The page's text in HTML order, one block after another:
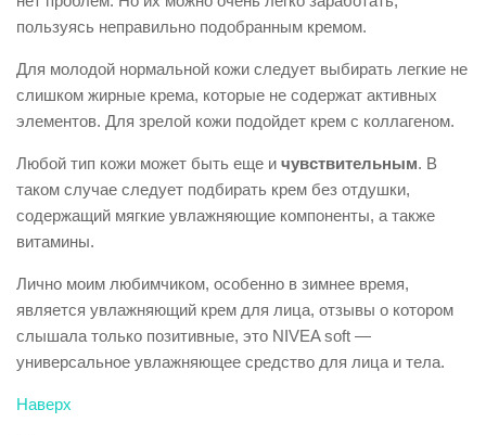
пользуясь неправильно подобранным кремом.
Для молодой нормальной кожи следует выбирать легкие не
слишком жирные крема, которые не содержат активных
элементов. Для зрелой кожи подойдет крем с коллагеном.
Любой тип кожи может быть еще и чувствительным. В
таком случае следует подбирать крем без отдушки,
содержащий мягкие увлажняющие компоненты, а также
витамины.
Лично моим любимчиком, особенно в зимнее время,
является увлажняющий крем для лица, отзывы о котором
слышала только позитивные, это NIVEA soft —
универсальное увлажняющее средство для лица и тела.
Наверх